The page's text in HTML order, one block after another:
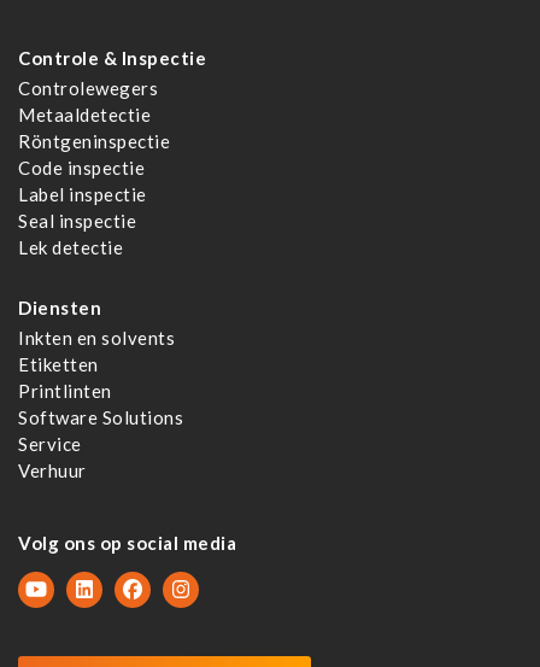
Controle & Inspectie
Controlewegers
Metaaldetectie
Röntgeninspectie
Code inspectie
Label inspectie
Seal inspectie
Lek detectie
Diensten
Inkten en solvents
Etiketten
Printlinten
Software Solutions
Service
Verhuur
Volg ons op social media